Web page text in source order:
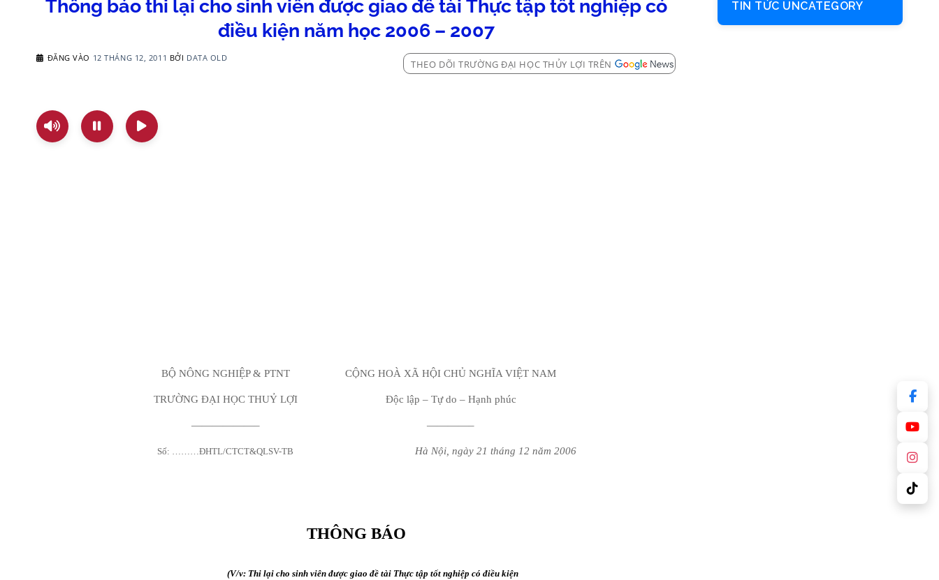
Thông báo thi lại cho sinh viên được giao đề tài Thực tập tốt nghiệp có
điều kiện năm học 2006 – 2007
ĐĂNG VÀO 12 THÁNG 12, 2011 BỞI DATA OLD
THEO DÕI TRƯỜNG ĐẠI HỌC THỦY LỢI TRÊN
BỘ NÔNG NGHIỆP & PTNT
TRƯỜNG ĐẠI HỌC THUỶ LỢI
——————–
Số: ………ĐHTL/CTCT&QLSV-TB
CỘNG HOÀ XÃ HỘI CHỦ NGHĨA VIỆT NAM
Độc lập – Tự do – Hạnh phúc
————–
Hà Nội, ngày 21 tháng 12 năm 2006
THÔNG BÁO
(V/v: Thi lại cho sinh viên được giao đề tài Thực tập tốt nghiệp có điều kiện
TIN TỨC UNCATEGORY